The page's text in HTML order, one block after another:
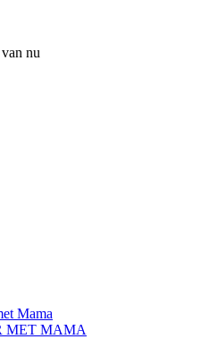
nu
Mama
MET MAMA